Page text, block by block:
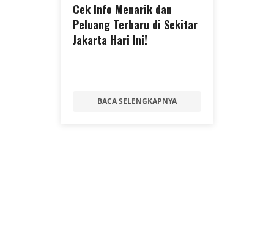
Cek Info Menarik dan
Peluang Terbaru di Sekitar
Jakarta Hari Ini!
BACA SELENGKAPNYA